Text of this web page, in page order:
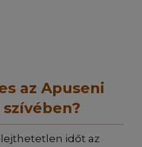
az Apuseni
időt az